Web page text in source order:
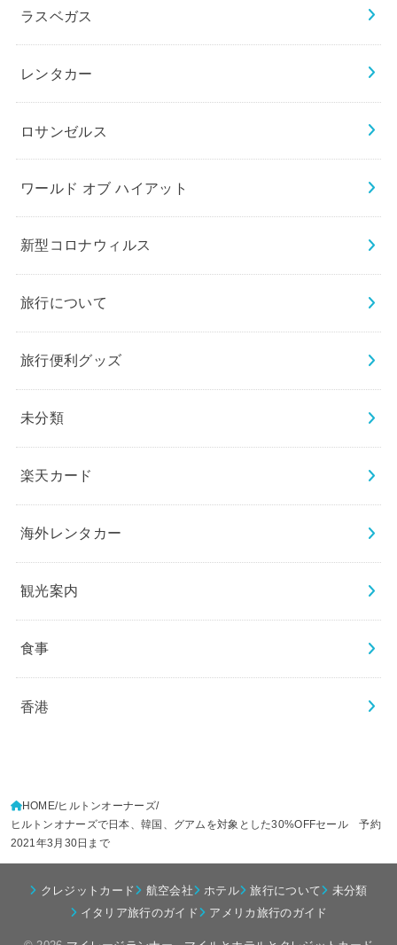
ラスベガス
レンタカー
ロサンゼルス
ワールド オブ ハイアット
新型コロナウィルス
旅行について
旅行便利グッズ
未分類
楽天カード
海外レンタカー
観光案内
食事
香港
HOME ヒルトンオーナーズ
ヒルトンオナーズで日本、韓国、グアムを対象とした30%OFFセール 予約
2021年3月30日まで
クレジットカード 航空会社 ホテル 旅行について
未分類
イタリア旅行のガイド
アメリカ旅行のガイド